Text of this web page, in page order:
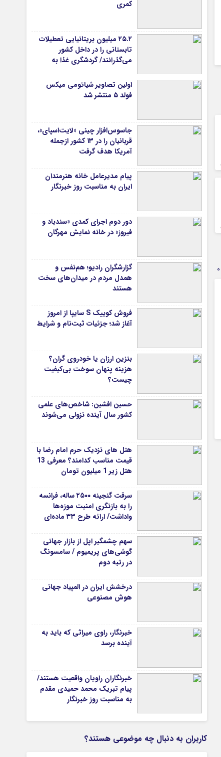
کمری
۲۵.۲ میلیون بریتانیایی تعطیلات
تابستانی را در داخل کشور
می‌گذرانند/ گردشگری غذا به
تبدیل شد
اولین تصاویر شیائومی میکس
فولد ۵ منتشر شد
جاسوس‌افزار چینی «لایت‌اسپای»،
قربانیان را در ۱۳ کشور ازجمله
آمریکا هدف گرفت
پیام مدیرعامل خانه هنرمندان
ایران به مناسبت روز خبرنگار
دور دوم اجرای کمدی «سندباد و
فیروز» در خانه نمایش مهرگان
گزارشگران رادیو؛ هم‌نفس و
همدل مردم در میدان‌های سخت
هستند
فروش کوییک S سایپا از امروز
آغاز شد؛ جزئیات ثبت‌نام و شرایط
بنزین ارزان یا خودروی گران؟
هزینه پنهان سوخت بی‌کیفیت
چیست؟
حسین افشین: شاخص‌های علمی
کشور سال آینده نزولی می‌شوند
هتل های نزدیک حرم امام رضا با
قیمت مناسب کدامند؟ معرفی 13
هتل زیر 1 میلیون تومان
سرقت گنجینه ۲۵۰۰ ساله، فرانسه
را به بازنگری امنیت موزه‌ها
واداشت/ ارائه طرح ۳۳ ماده‌ای
سهم چشمگیر اپل از بازار جهانی
گوشی‌های پریمیوم / سامسونگ
در رتبه دوم
درخشش ایران در المپیاد جهانی
هوش مصنوعی
خبرنگار، راوی میراثی که باید به
آینده برسد
خبرنگاران راویان واقعیت هستند/
پیام تبریک محمد حمیدی مقدم
به مناسبت روز خبرنگار
کاربران به دنبال چه موضوعی هستند؟